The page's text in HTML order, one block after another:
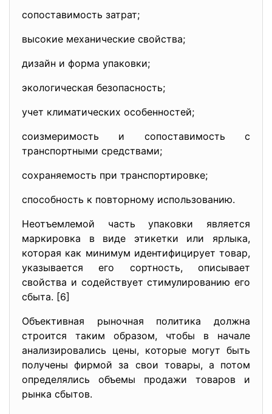
сопоставимость затрат;
высокие механические свойства;
дизайн и форма упаковки;
экологическая безопасность;
учет климатических особенностей;
соизмеримость и сопоставимость с
транспортными средствами;
сохраняемость при транспортировке;
способность к повторному использованию.
Неотъемлемой часть упаковки является
маркировка в виде этикетки или ярлыка,
которая как минимум идентифицирует товар,
указывается его сортность, описывает
свойства и содействует стимулированию его
сбыта. [6]
Объективная рыночная политика должна
строится таким образом, чтобы в начале
анализировались цены, которые могут быть
получены фирмой за свои товары, а потом
определялись объемы продажи товаров и
рынка сбытов.